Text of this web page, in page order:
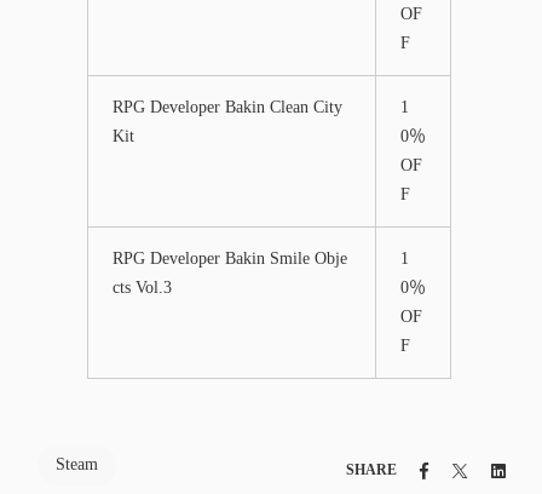
OF
F
RPG Developer Bakin Clean City
Kit
1
0％
OF
F
RPG Developer Bakin Smile Obje
cts Vol.3
1
0％
OF
F
Steam SHARE FacebookTwitter